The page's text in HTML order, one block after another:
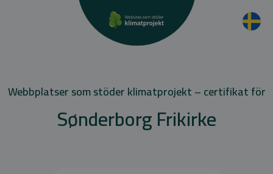
Webbplatser som stöder klimatprojekt – certifikat för
Sønderborg Frikirke